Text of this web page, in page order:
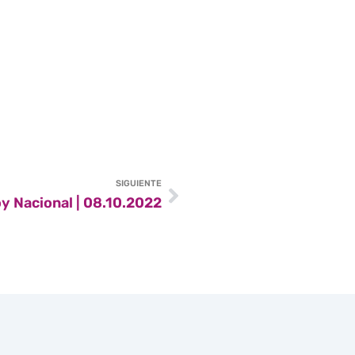
SIGUIENTE
Nacional | 08.10.2022